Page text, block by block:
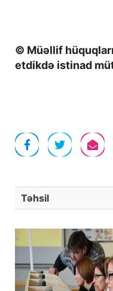
© Müəllif
etdikdə istinad
Təhsil